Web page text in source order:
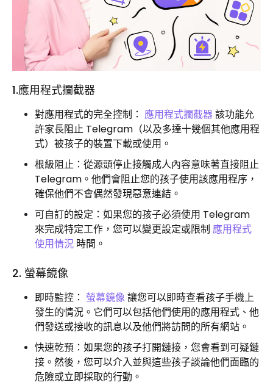
1.應用程式攔截器
對應用程式的完全控制： 應用程式攔截器該功能允
許家長阻止 Telegram（以及多達十幾個其他應用程
式）被孩子的裝置下載或使用。
根級阻止：從源頭停止接觸成人內容意味著直接阻止
Telegram。他們會阻止您的孩子使用該應用程序，
確保他們不會偶然發現惡意連結。
可自訂的設定：如果您的孩子必須使用 Telegram
來完成特定工作，您可以變更設定或限制 應用程式
使用情況 時間。
2. 螢幕鏡像
即時監控： 螢幕鏡像 讓您可以即時查看孩子手機上
發生的情況。它們可以包括他們使用的應用程式、他
們發送或接收的訊息以及他們將訪問的所有網站。
快速乾預：如果您的孩子打開鏈接，您會看到可疑鏈
接。然後，您可以介入並與這些孩子談論他們面臨的
危險或立即採取的行動。